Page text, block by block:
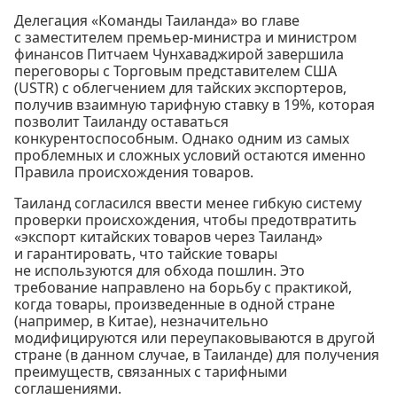
Делегация «Команды Таиланда» во главе
с заместителем премьер-министра и министром
финансов Питчаем Чунхаваджирой завершила
переговоры с Торговым представителем США
(USTR) с облегчением для тайских экспортеров,
получив взаимную тарифную ставку в 19%, которая
позволит Таиланду оставаться
конкурентоспособным. Однако одним из самых
проблемных и сложных условий остаются именно
Правила происхождения товаров.
Таиланд согласился ввести менее гибкую систему
проверки происхождения, чтобы предотвратить
«экспорт китайских товаров через Таиланд»
и гарантировать, что тайские товары
не используются для обхода пошлин. Это
требование направлено на борьбу с практикой,
когда товары, произведенные в одной стране
(например, в Китае), незначительно
модифицируются или переупаковываются в другой
стране (в данном случае, в Таиланде) для получения
преимуществ, связанных с тарифными
соглашениями.